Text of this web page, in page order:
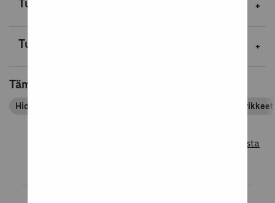
Tuotekuvaus
Tuotetiedot
Tämä tuote kuuluu tuoteryhmiin
Hidasta elämää Sisustus, sesonkituotteet ja kodin tarvikkeet
Lue lisää tuotearvosteluista